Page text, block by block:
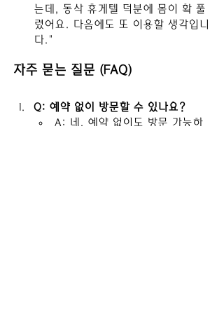
는데, 동삭 휴게텔 덕분에 몸이 확 풀
렸어요. 다음에도 또 이용할 생각입니
다."
자주 묻는 질문 (FAQ)
Q: 예약 없이 방문할 수 있나요?
A: 네, 예약 없이도 방문 가능하